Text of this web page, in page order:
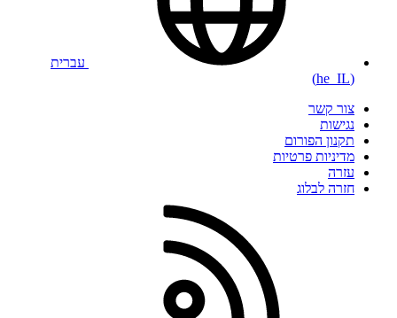
עברית
(he_IL)
צור קשר
נגישות
תקנון הפורום
מדיניות פרטיות
עזרה
חזרה לבלוג